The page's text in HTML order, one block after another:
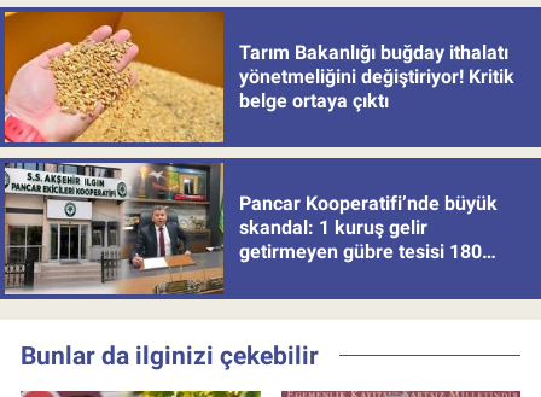
Tarım Bakanlığı buğday ithalatı
yönetmeliğini değiştiriyor! Kritik
belge ortaya çıktı
Pancar Kooperatifi’nde büyük
skandal: 1 kuruş gelir
getirmeyen gübre tesisi 180
Bunlar da ilginizi çekebilir